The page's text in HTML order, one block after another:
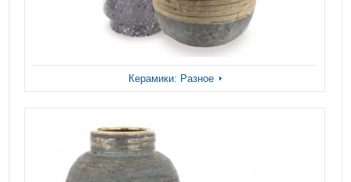
Керамики: Разное